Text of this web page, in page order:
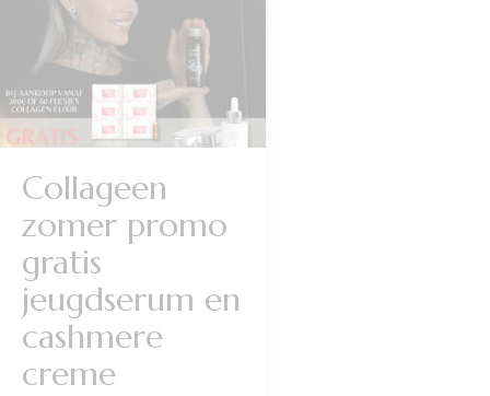
Collageen
zomer promo
gratis
jeugdserum en
cashmere
creme